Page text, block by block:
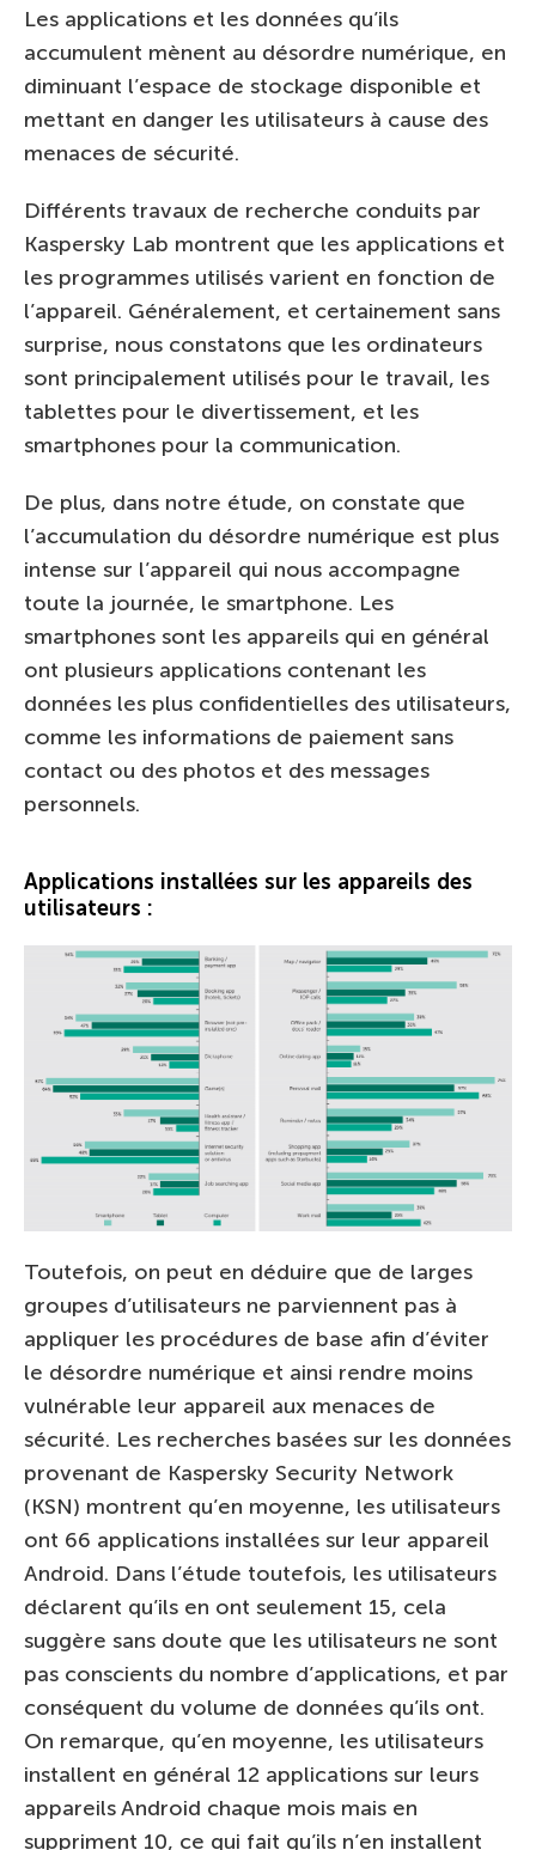
Les applications et les données qu’ils
accumulent mènent au désordre numérique, en
diminuant l’espace de stockage disponible et
mettant en danger les utilisateurs à cause des
menaces de sécurité.
Différents travaux de recherche conduits par
Kaspersky Lab montrent que les applications et
les programmes utilisés varient en fonction de
l’appareil. Généralement, et certainement sans
surprise, nous constatons que les ordinateurs
sont principalement utilisés pour le travail, les
tablettes pour le divertissement, et les
smartphones pour la communication.
De plus, dans notre étude, on constate que
l’accumulation du désordre numérique est plus
intense sur l’appareil qui nous accompagne
toute la journée, le smartphone. Les
smartphones sont les appareils qui en général
ont plusieurs applications contenant les
données les plus confidentielles des utilisateurs,
comme les informations de paiement sans
contact ou des photos et des messages
personnels.
Applications installées sur les appareils des
utilisateurs :
Toutefois, on peut en déduire que de larges
groupes d’utilisateurs ne parviennent pas à
appliquer les procédures de base afin d’éviter
le désordre numérique et ainsi rendre moins
vulnérable leur appareil aux menaces de
sécurité. Les recherches basées sur les données
provenant de Kaspersky Security Network
(KSN) montrent qu’en moyenne, les utilisateurs
ont 66 applications installées sur leur appareil
Android. Dans l’étude toutefois, les utilisateurs
déclarent qu’ils en ont seulement 15, cela
suggère sans doute que les utilisateurs ne sont
pas conscients du nombre d’applications, et par
conséquent du volume de données qu’ils ont.
On remarque, qu’en moyenne, les utilisateurs
installent en général 12 applications sur leurs
appareils Android chaque mois mais en
suppriment 10, ce qui fait qu’ils n’en installent